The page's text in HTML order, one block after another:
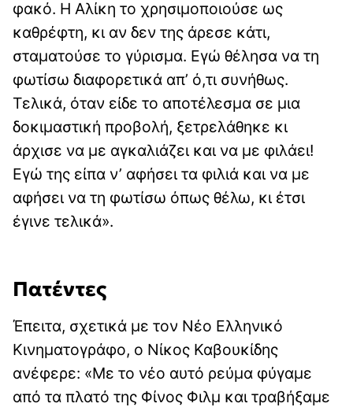
φακό. Η Αλίκη το χρησιμοποιούσε ως
καθρέφτη, κι αν δεν της άρεσε κάτι,
σταματούσε το γύρισμα. Εγώ θέλησα να τη
φωτίσω διαφορετικά απ’ ό,τι συνήθως.
Τελικά, όταν είδε το αποτέλεσμα σε μια
δοκιμαστική προβολή, ξετρελάθηκε κι
άρχισε να με αγκαλιάζει και να με φιλάει!
Εγώ της είπα ν’ αφήσει τα φιλιά και να με
αφήσει να τη φωτίσω όπως θέλω, κι έτσι
έγινε τελικά».
Πατέντες
Έπειτα, σχετικά με τον Νέο Ελληνικό
Κινηματογράφο, ο Νίκος Καβουκίδης
ανέφερε: «Με το νέο αυτό ρεύμα φύγαμε
από τα πλατό της Φίνος Φιλμ και τραβήξαμε